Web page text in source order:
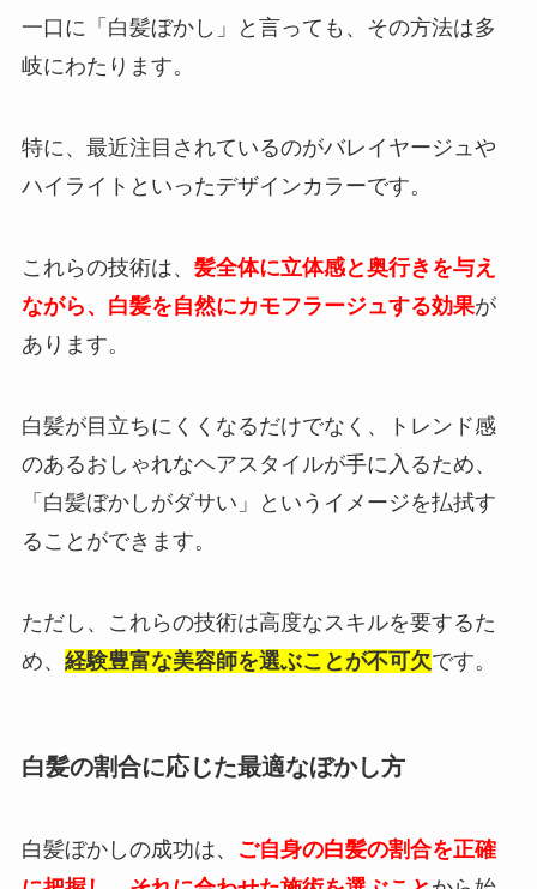
一口に「白髪ぼかし」と言っても、その方法は多
岐にわたります。
特に、最近注目されているのがバレイヤージュや
ハイライトといったデザインカラーです。
これらの技術は、 髪全体に立体感と奥行きを与え
ながら、白髪を自然にカモフラージュする効果が
あります。
白髪が目立ちにくくなるだけでなく、トレンド感
のあるおしゃれなヘアスタイルが手に入るため、
「白髪ぼかしがダサい」というイメージを払拭す
ることができます。
ただし、これらの技術は高度なスキルを要するた
め、 経験豊富な美容師を選ぶことが不可欠です。
白髪の割合に応じた最適なぼかし方
白髪ぼかしの成功は、
ご自身の白髪の割合を正確